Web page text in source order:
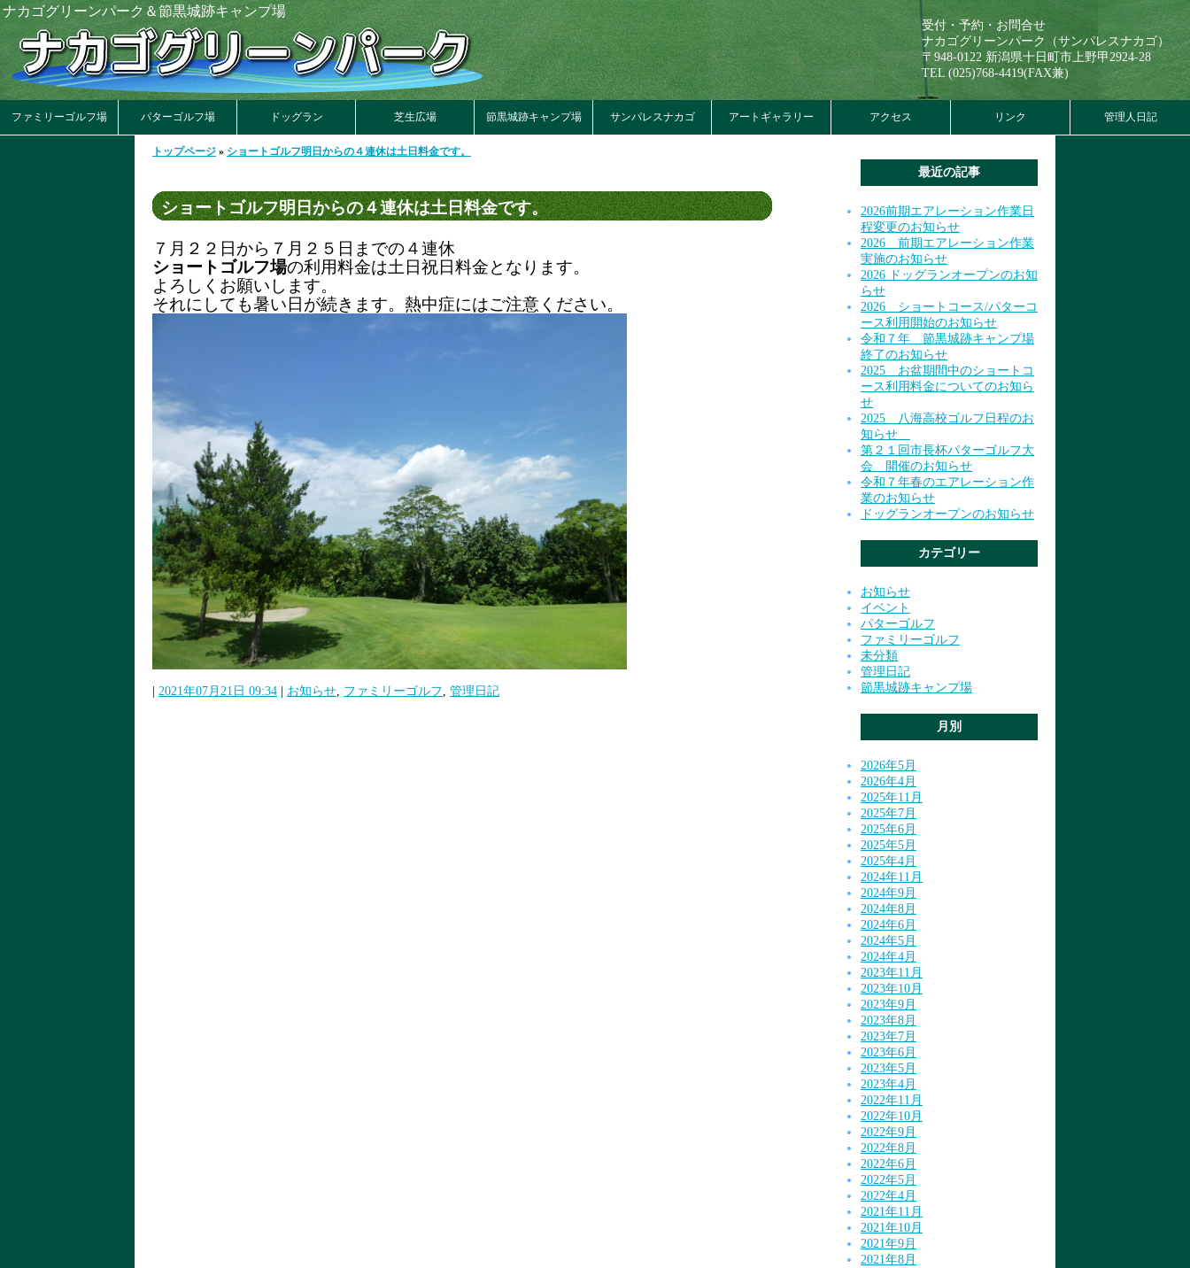
ナカゴグリーンパーク＆節黒城跡キャンプ場
受付・予約・お問合せ
ナカゴグリーンパーク（サンパレスナカゴ）
〒948-0122 新潟県十日町市上野甲2924-28
TEL (025)768-4419(FAX兼)
ファミリーゴルフ場 パターゴルフ場 ドッグラン 芝生広場 節黒城跡キャンプ場 サンパレスナカゴ アートギャラリー アクセス リンク 管理人日記
トップページ » ショートゴルフ明日からの４連休は土日料金です。
ショートゴルフ明日からの４連休は土日料金です。
７月２２日から７月２５日までの４連休
ショートゴルフ場の利用料金は土日祝日料金となります。
よろしくお願いします。
それにしても暑い日が続きます。熱中症にはご注意ください。
2021年07月21日 09:34 お知らせ ファミリーゴルフ 管理日記
最近の記事
2026前期エアレーション作業日
程変更のお知らせ
2026 前期エアレーション作業
実施のお知らせ
2026 ドッグランオープンのお知
らせ
2026 ショートコース/パターコ
ース利用開始のお知らせ
令和７年 節黒城跡キャンプ場
終了のお知らせ
2025 お盆期間中のショートコ
ース利用料金についてのお知ら
せ
2025 八海高校ゴルフ日程のお
知らせ
第２１回市長杯パターゴルフ大
会 開催のお知らせ
令和７年春のエアレーション作
業のお知らせ
ドッグランオープンのお知らせ
カテゴリー
お知らせ
イベント
パターゴルフ
ファミリーゴルフ
未分類
管理日記
節黒城跡キャンプ場
月別
2026年5月
2026年4月
2025年11月
2025年7月
2025年6月
2025年5月
2025年4月
2024年11月
2024年9月
2024年8月
2024年6月
2024年5月
2024年4月
2023年11月
2023年10月
2023年9月
2023年8月
2023年7月
2023年6月
2023年5月
2023年4月
2022年11月
2022年10月
2022年9月
2022年8月
2022年6月
2022年5月
2022年4月
2021年11月
2021年10月
2021年9月
2021年8月